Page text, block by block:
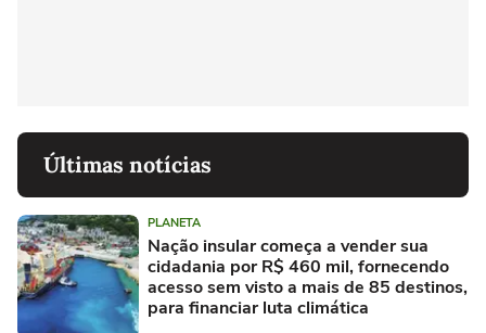
Últimas notícias
PLANETA
Nação insular começa a vender sua
cidadania por R$ 460 mil, fornecendo
acesso sem visto a mais de 85 destinos,
para financiar luta climática